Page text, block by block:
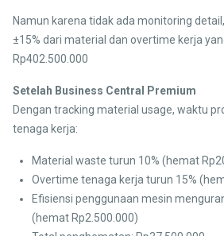
Namun karena tidak ada monitoring
±15% dari material dan overtime kerja
Rp402.500.000
Setelah Business Central Premium
Dengan tracking material usage, waktu
tenaga kerja:
Material waste turun 10% (hemat
Overtime tenaga kerja turun 15%
Efisiensi penggunaan mesin
(hemat Rp2.500.000)